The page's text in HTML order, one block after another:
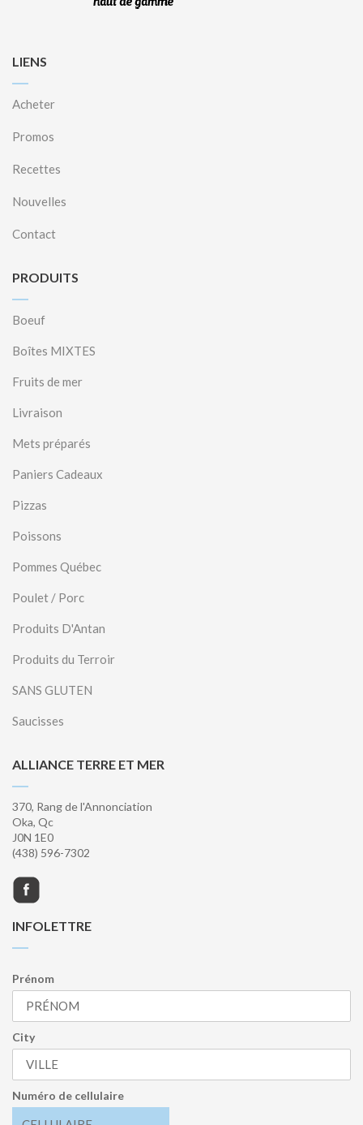
LIENS
Acheter
Promos
Recettes
Nouvelles
Contact
PRODUITS
Boeuf
Boîtes MIXTES
Fruits de mer
Livraison
Mets préparés
Paniers Cadeaux
Pizzas
Poissons
Pommes Québec
Poulet / Porc
Produits D'Antan
Produits du Terroir
SANS GLUTEN
Saucisses
ALLIANCE TERRE ET MER
370, Rang de l'Annonciation
Oka, Qc
J0N 1E0
(438) 596-7302
INFOLETTRE
Prénom
City
Numéro de cellulaire